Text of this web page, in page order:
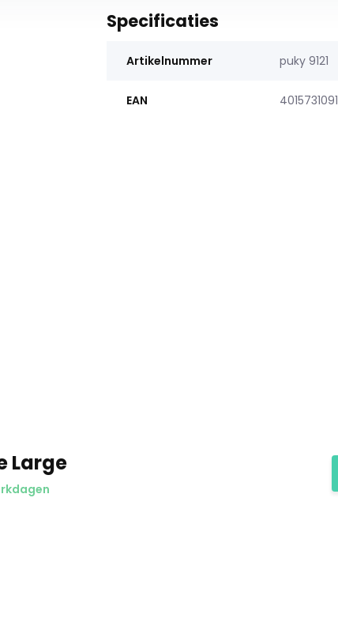
Specificaties
Artikelnummer puky 9121
EAN
Large